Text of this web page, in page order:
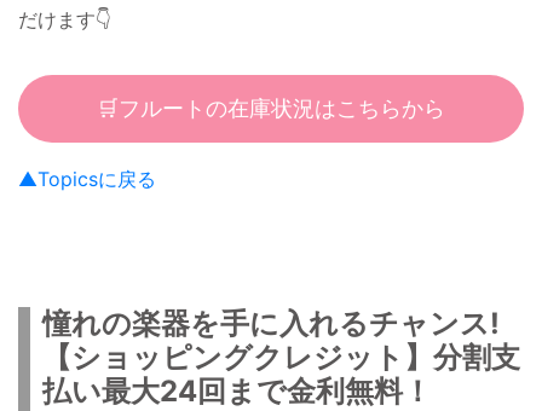
だけます👇
🛒フルートの在庫状況はこちらから
▲Topicsに戻る
憧れの楽器を手に入れるチャンス!
【ショッピングクレジット】分割支
払い最大24回まで金利無料！